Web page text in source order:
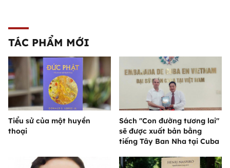
TÁC PHẨM MỚI
Tiểu sử của một huyền
thoại
Sách "Con đường tương lai"
sẽ được xuất bản bằng
tiếng Tây Ban Nha tại Cuba